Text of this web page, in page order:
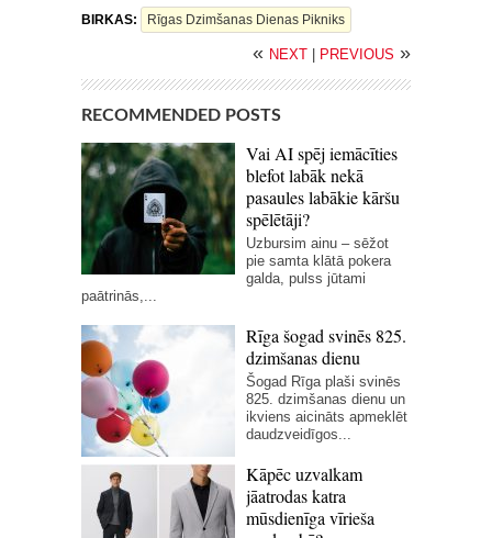
BIRKAS: Rīgas Dzimšanas Dienas Pikniks
« NEXT PREVIOUS »
RECOMMENDED POSTS
Vai AI spēj iemācīties
blefot labāk nekā
pasaules labākie kāršu
spēlētāji?
Uzbursim ainu – sēžot
pie samta klātā pokera
galda, pulss jūtami
paātrinās,...
Rīga šogad svinēs 825.
dzimšanas dienu
Šogad Rīga plaši svinēs
825. dzimšanas dienu un
ikviens aicināts apmeklēt
daudzveidīgos...
Kāpēc uzvalkam
jāatrodas katra
mūsdienīga vīrieša